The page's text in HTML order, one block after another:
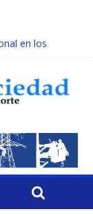
en los
lucha contra el
de
por la